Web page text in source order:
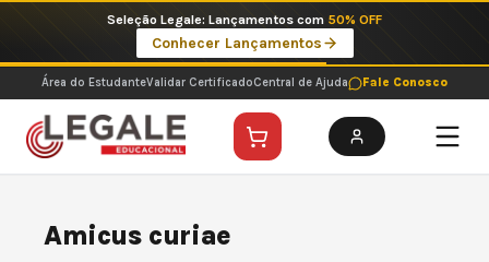
o
conteúdo
Seleção Legale: Lançamentos com 50% OFF
Conhecer Lançamentos
Área do EstudanteValidar CertificadoCentral de Ajuda Fale Conosco
Amicus curiae